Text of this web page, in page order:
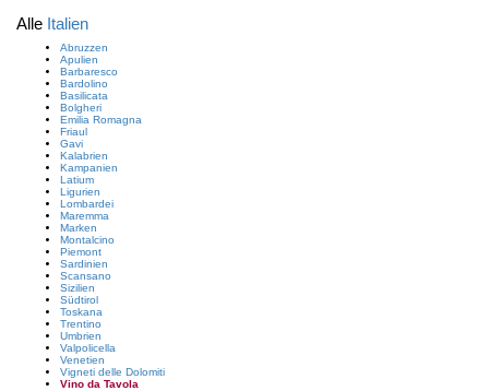
Alle Italien
Abruzzen
Apulien
Barbaresco
Bardolino
Basilicata
Bolgheri
Emilia Romagna
Friaul
Gavi
Kalabrien
Kampanien
Latium
Ligurien
Lombardei
Maremma
Marken
Montalcino
Piemont
Sardinien
Scansano
Sizilien
Südtirol
Toskana
Trentino
Umbrien
Valpolicella
Venetien
Vigneti delle Dolomiti
Vino da Tavola